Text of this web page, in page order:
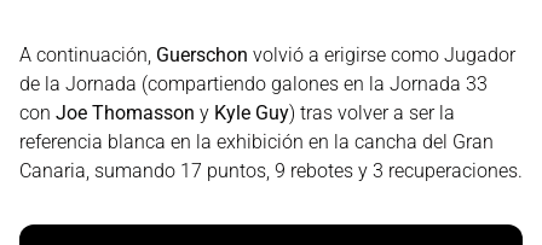
A continuación, Guerschon volvió a erigirse como Jugador
de la Jornada (compartiendo galones en la Jornada 33
con Joe Thomasson y Kyle Guy) tras volver a ser la
referencia blanca en la exhibición en la cancha del Gran
Canaria, sumando 17 puntos, 9 rebotes y 3 recuperaciones.